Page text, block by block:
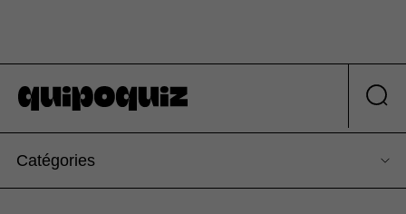
Catégories